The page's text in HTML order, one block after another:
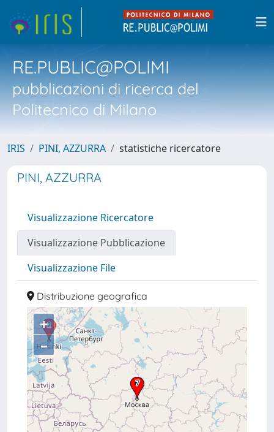
RE.PUBLIC@POLIMI
pubblicazioni di ricerca del
Politecnico di Milano
IRIS PINI, AZZURRA statistiche ricercatore
PINI, AZZURRA
Visualizzazione Ricercatore
Visualizzazione Pubblicazione
Visualizzazione File
Distribuzione geografica
+
–